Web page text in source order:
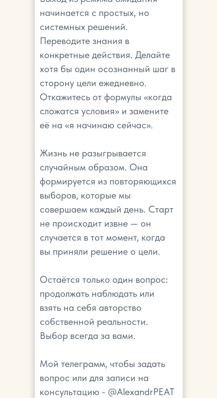
начинается с простых, но
системных решений.
Переводите знания в
конкретные действия. Делайте
хотя бы один осознанный шаг в
сторону цели ежедневно.
Откажитесь от формулы «когда
сложатся условия» и замените
её на «я начинаю сейчас».
Жизнь не разыгрывается
случайным образом. Она
формируется из повторяющихся
выборов, которые мы
совершаем каждый день. Старт
не происходит извне — он
случается в тот момент, когда
вы приняли решение о цели.
Остаётся только один вопрос:
продолжать наблюдать или
взять на себя авторство
собственной реальности.
Выбор всегда за вами.
Мой телеграмм, чтобы задать
вопрос или для записи на
консультацию - @AlexandrPEAT